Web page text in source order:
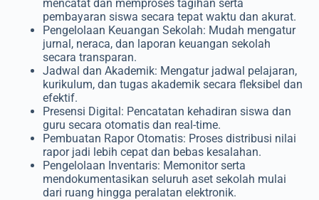
mencatat dan memproses tagihan serta
pembayaran siswa secara tepat waktu dan akurat.
Pengelolaan Keuangan Sekolah: Mudah mengatur
jurnal, neraca, dan laporan keuangan sekolah
secara transparan.
Jadwal dan Akademik: Mengatur jadwal pelajaran,
kurikulum, dan tugas akademik secara fleksibel dan
efektif.
Presensi Digital: Pencatatan kehadiran siswa dan
guru secara otomatis dan real-time.
Pembuatan Rapor Otomatis: Proses distribusi nilai
rapor jadi lebih cepat dan bebas kesalahan.
Pengelolaan Inventaris: Memonitor serta
mendokumentasikan seluruh aset sekolah mulai
dari ruang hingga peralatan elektronik.